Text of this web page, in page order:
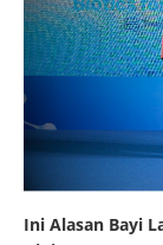
Ini Alasan Bayi